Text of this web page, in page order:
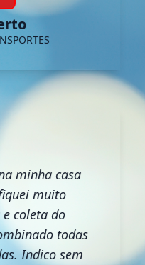
minha casa
muito
coleta do
todas
Indico sem